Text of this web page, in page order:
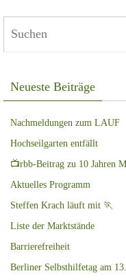
Neueste Beiträge
Nachmeldungen zum LAUF
Hochseilgarten entfällt
📺rbb-Beitrag zu 10 Jahren
Aktuelles Programm
Steffen Krach läuft mit 🏃
Liste der Marktstände
Barrierefreiheit
Berliner Selbsthilfetag am